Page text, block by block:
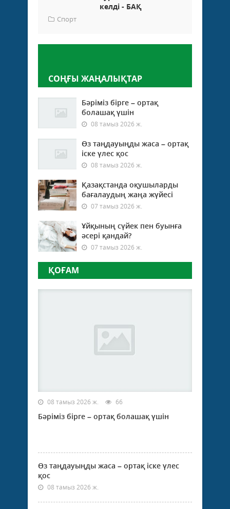
келді - БАҚ
Спорт
СОҢҒЫ ЖАҢАЛЫҚТАР
Бәріміз бірге – ортақ
болашақ үшін
08 тамыз 2026 ж.
Өз таңдауыңды жаса – ортақ
іске үлес қос
08 тамыз 2026 ж.
Қазақстанда оқушыларды
бағалаудың жаңа жүйесі
07 тамыз 2026 ж.
Ұйқының сүйек пен буынға
әсері қандай?
07 тамыз 2026 ж.
ҚОҒАМ
08 тамыз 2026 ж. 66
Бәріміз бірге – ортақ болашақ үшін
Өз таңдауыңды жаса – ортақ іске үлес
қос
08 тамыз 2026 ж.